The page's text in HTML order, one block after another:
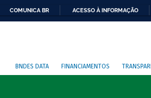
COMUNICA BR ACESSO À INFORMAÇÃO
BNDES DATA FINANCIAMENTOS